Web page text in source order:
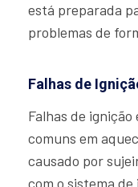
está preparada
problemas de
Falhas de
Falhas de ignição
comuns em
causado por
com o sistema